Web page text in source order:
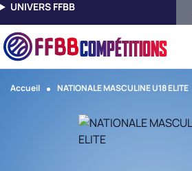
UNIVERS FFBB
COMPÉTITIONS
Accueil NATIONALE MASCULINE U18 ELITE